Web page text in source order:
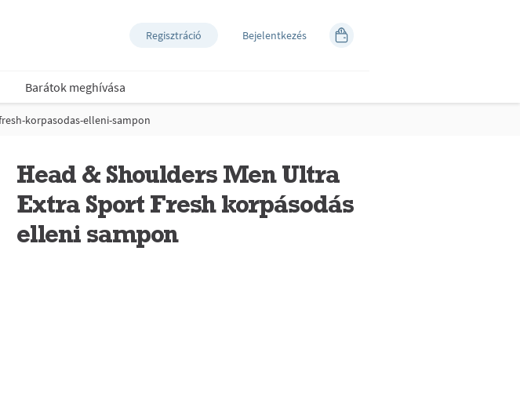
Regisztráció Bejelentkezés
Barátok meghívása
korpasodas-elleni-sampon
Head & Shoulders Men Ultra
Extra Sport Fresh korpásodás
elleni sampon